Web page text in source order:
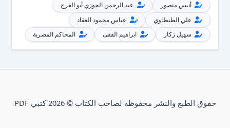
أنيس منصور
عبد الرحمن الجوزي أبو الفرج
علي الطنطاوي
عباس محمود العقاد
سهيل زكار
ابراهيم الفقى المحاكم المصرية
حقوق الطبع والنشر محفوظة لصاحب الكتاب © 2026 كتبي PDF